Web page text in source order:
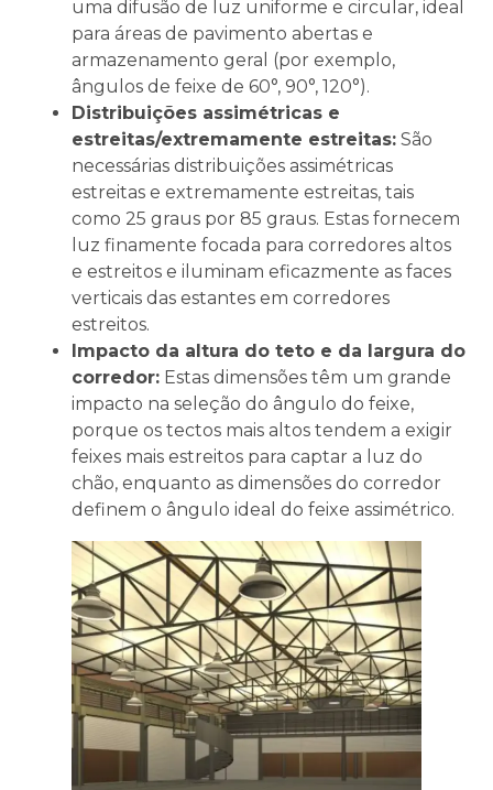
uma difusão de luz uniforme e circular, ideal
para áreas de pavimento abertas e
armazenamento geral (por exemplo,
ângulos de feixe de 60°, 90°, 120°).
Distribuições assimétricas e
estreitas/extremamente estreitas: São
necessárias distribuições assimétricas
estreitas e extremamente estreitas, tais
como 25 graus por 85 graus. Estas fornecem
luz finamente focada para corredores altos
e estreitos e iluminam eficazmente as faces
verticais das estantes em corredores
estreitos.
Impacto da altura do teto e da largura do
corredor: Estas dimensões têm um grande
impacto na seleção do ângulo do feixe,
porque os tectos mais altos tendem a exigir
feixes mais estreitos para captar a luz do
chão, enquanto as dimensões do corredor
definem o ângulo ideal do feixe assimétrico.